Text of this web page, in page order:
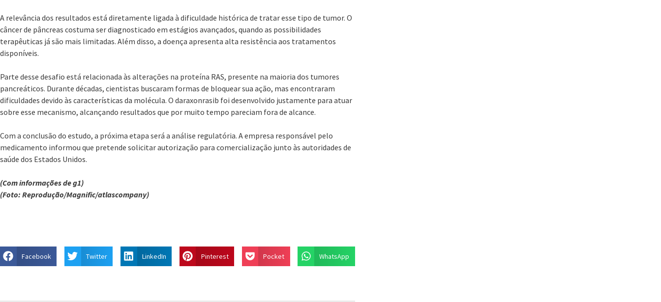
A relevância dos resultados está diretamente ligada à dificuldade histórica de tratar esse tipo de tumor. O
câncer de pâncreas costuma ser diagnosticado em estágios avançados, quando as possibilidades
terapêuticas já são mais limitadas. Além disso, a doença apresenta alta resistência aos tratamentos
disponíveis.
Parte desse desafio está relacionada às alterações na proteína RAS, presente na maioria dos tumores
pancreáticos. Durante décadas, cientistas buscaram formas de bloquear sua ação, mas encontraram
dificuldades devido às características da molécula. O daraxonrasib foi desenvolvido justamente para atuar
sobre esse mecanismo, alcançando resultados que por muito tempo pareciam fora de alcance.
Com a conclusão do estudo, a próxima etapa será a análise regulatória. A empresa responsável pelo
medicamento informou que pretende solicitar autorização para comercialização junto às autoridades de
saúde dos Estados Unidos.
(Com informações de g1)
(Foto: Reprodução/Magnific/atlascompany)
Facebook Twitter LinkedIn Pinterest Pocket WhatsApp